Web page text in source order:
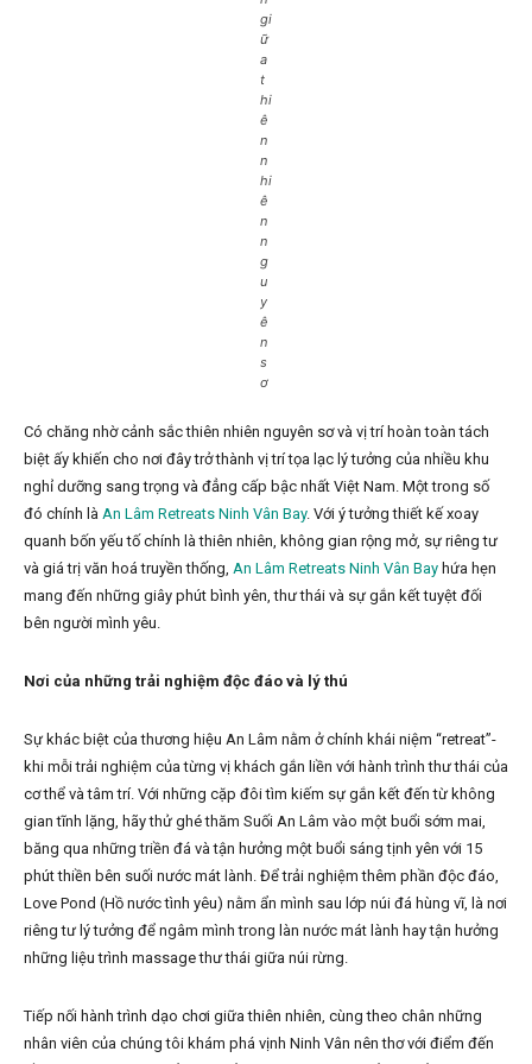
gi
ữ
a
t
hi
ê
n
n
hi
ê
n
n
g
u
y
ê
n
s
ơ
Có chăng nhờ cảnh sắc thiên nhiên nguyên sơ và vị trí hoàn toàn tách
biệt ấy khiến cho nơi đây trở thành vị trí tọa lạc lý tưởng của nhiều khu
nghỉ dưỡng sang trọng và đẳng cấp bậc nhất Việt Nam. Một trong số
đó chính là An Lâm Retreats Ninh Vân Bay. Với ý tưởng thiết kế xoay
quanh bốn yếu tố chính là thiên nhiên, không gian rộng mở, sự riêng tư
và giá trị văn hoá truyền thống, An Lâm Retreats Ninh Vân Bay hứa hẹn
mang đến những giây phút bình yên, thư thái và sự gắn kết tuyệt đối
bên người mình yêu.
Nơi của những trải nghiệm độc đáo và lý thú
Sự khác biệt của thương hiệu An Lâm nằm ở chính khái niệm “retreat”-
khi mỗi trải nghiệm của từng vị khách gắn liền với hành trình thư thái của
cơ thể và tâm trí. Với những cặp đôi tìm kiếm sự gắn kết đến từ không
gian tĩnh lặng, hãy thử ghé thăm Suối An Lâm vào một buổi sớm mai,
băng qua những triền đá và tận hưởng một buổi sáng tịnh yên với 15
phút thiền bên suối nước mát lành. Để trải nghiệm thêm phần độc đáo,
Love Pond (Hồ nước tình yêu) nằm ẩn mình sau lớp núi đá hùng vĩ, là nơi
riêng tư lý tưởng để ngâm mình trong làn nước mát lành hay tận hưởng
những liệu trình massage thư thái giữa núi rừng.
Tiếp nối hành trình dạo chơi giữa thiên nhiên, cùng theo chân những
nhân viên của chúng tôi khám phá vịnh Ninh Vân nên thơ với điểm đến